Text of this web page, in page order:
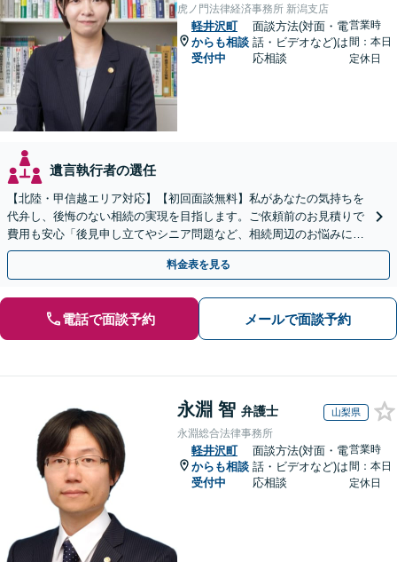
虎ノ門法律経済事務所 新潟支店
軽井沢町
からも相談
受付中
面談方法(対面・電
話・ビデオなど)は
応相談
営業時
間：本日
定休日
遺言執行者の選任
【北陸・甲信越エリア対応】【初回面談無料】私があなたの気持ちを
代弁し、後悔のない相続の実現を目指します。ご依頼前のお見積りで
費用も安心「後見申し立てやシニア問題など、相続周辺のお悩みにも
対処可能」【WEB面談対応】
料金表を見る
電話で面談予約 メールで面談予約
永淵 智 弁護士 山梨県
永淵総合法律事務所
軽井沢町
からも相談
受付中
面談方法(対面・電
話・ビデオなど)は
応相談
営業時
間：本日
定休日